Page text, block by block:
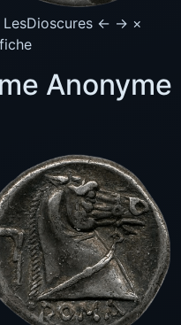
LesDioscures ← → ×
Anonyme